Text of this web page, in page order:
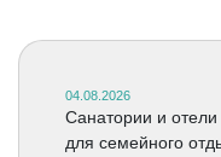
04.08.2026
Санатории и
для семейного